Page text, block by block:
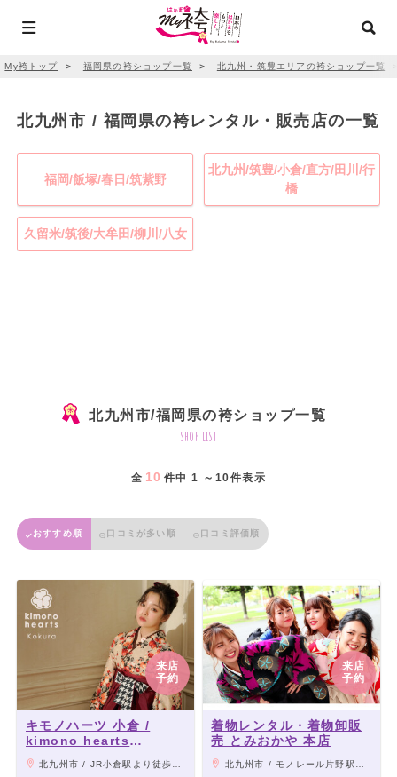
My袴トップ ＞ 福岡県の袴ショップ一覧 ＞ 北九州・筑豊エリアの袴ショップ一覧
北九州市 / 福岡県の袴レンタル・販売店の一覧
福岡/飯塚/春日/筑紫野
北九州/筑豊/小倉/直方/田川/行
橋
久留米/筑後/大牟田/柳川/八女
北九州市/福岡県の袴ショップ一覧
shop list
全 10 件中 1 ～10件表示
おすすめ順 口コミが多い順 口コミ評価順
来店
予約
キモノハーツ 小倉 /
kimono hearts
Kokura
北九州市 / JR小倉駅より徒歩2分。小倉駅の南口より歩道橋を進み、小倉中央商店街方向へ降りる。向かいにマクドナルドがあります。
来店
予約
着物レンタル・着物卸販
売 とみおかや 本店
北九州市 / モノレール片野駅より徒歩5分